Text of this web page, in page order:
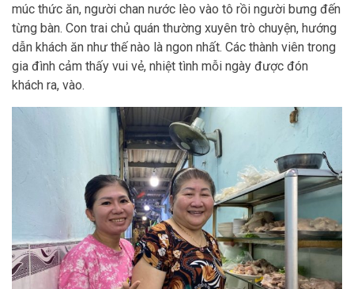
múc thức ăn, người chan nước lèo vào tô rồi người bưng đến
từng bàn. Con trai chủ quán thường xuyên trò chuyện, hướng
dẫn khách ăn như thế nào là ngon nhất. Các thành viên trong
gia đình cảm thấy vui vẻ, nhiệt tình mỗi ngày được đón
khách ra, vào.